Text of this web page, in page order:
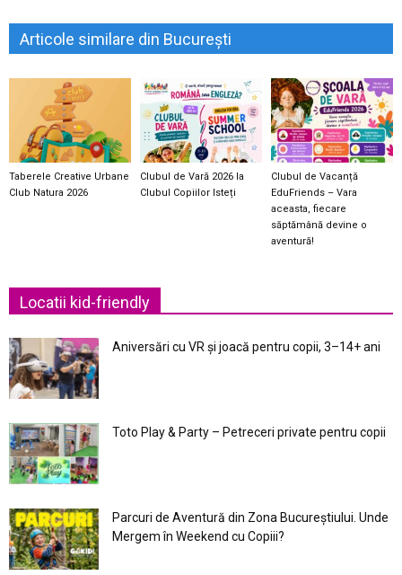
Articole similare din București
Taberele Creative Urbane
Club Natura 2026
Clubul de Vară 2026 la
Clubul Copiilor Isteți
Clubul de Vacanță
EduFriends – Vara
aceasta, fiecare
săptămână devine o
aventură!
Locatii kid-friendly
Aniversări cu VR și joacă pentru copii, 3–14+ ani
Toto Play & Party – Petreceri private pentru copii
Parcuri de Aventură din Zona Bucureştiului. Unde
Mergem în Weekend cu Copiii?